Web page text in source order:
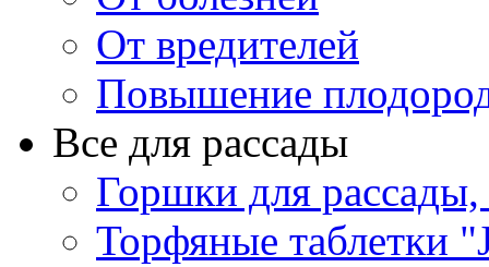
От вредителей
Повышение
Все для рассады
Горшки для рассады,
Торфяные таблетки